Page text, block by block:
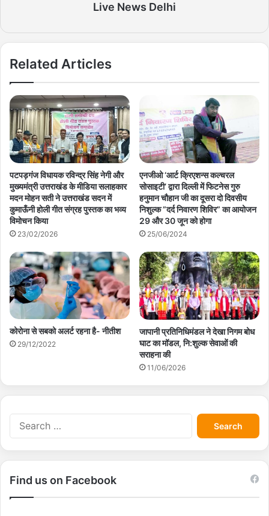
Live News Delhi
Related Articles
पटपड़गंज विधायक रविन्द्र सिंह नेगी और
मुख्यमंत्री उत्तराखंड के मीडिया सलाहकार
मदन मोहन सती ने उत्तराखंड सदन में
कुमाऊँनी होली गीत संग्रह पुस्तक का भव्य
विमोचन किया
23/02/2026
एनजीओ ‘आर्ट क्रिएशन्स कल्चरल
सोसाइटी’ द्वारा दिल्ली में फिटनेस गुरु
हनुमान चौहान जी का दूसरा दो दिवसीय
निशुल्क ”दर्द निवारण शिविर” का आयोजन
29 और 30 जून को होगा
25/06/2024
कोरोना से सबको अलर्ट रहना है- नीतीश
29/12/2022
जापानी प्रतिनिधिमंडल ने देखा निगम बोध
घाट का मॉडल, नि:शुल्क सेवाओं की
सराहना की
11/06/2026
S
e
a
r
Find us on Facebook